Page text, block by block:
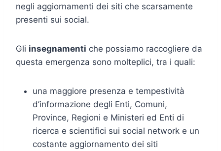
negli aggiornamenti dei siti che scarsamente
presenti sui social.
Gli insegnamenti che possiamo raccogliere da
questa emergenza sono molteplici, tra i quali:
una maggiore presenza e tempestività
d’informazione degli Enti, Comuni,
Province, Regioni e Ministeri ed Enti di
ricerca e scientifici sui social network e un
costante aggiornamento dei siti